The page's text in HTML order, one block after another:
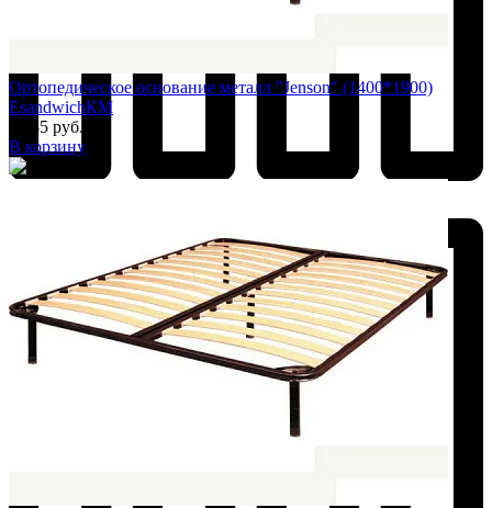
Ортопедическое основание металл "Jenson" (1400*1900)
EsandwichКМ
6 885 руб.
В корзину